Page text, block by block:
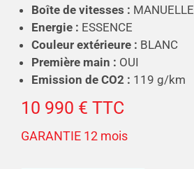
Boîte de vitesses : MANUELLE
Energie : ESSENCE
Couleur extérieure : BLANC
Première main : OUI
Emission de CO2 : 119 g/km
10 990 € TTC
GARANTIE 12 mois